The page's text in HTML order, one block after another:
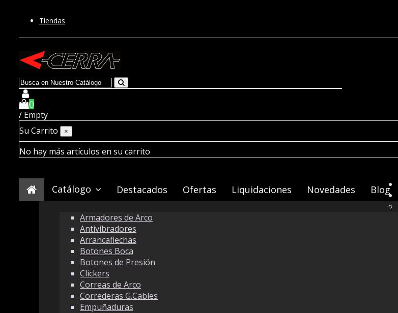
Tiendas
0
/ Empty
Su Carrito
×
No hay más artículos en su carrito
Catálogo Destacados Ofertas Liquidaciones Novedades Blog
Armadores de Arco
Antivibradores
Arrancaflechas
Botones Boca
Botones de Presión
Clickers
Correas de Arco
Correderas G.Cables
Empuñaduras